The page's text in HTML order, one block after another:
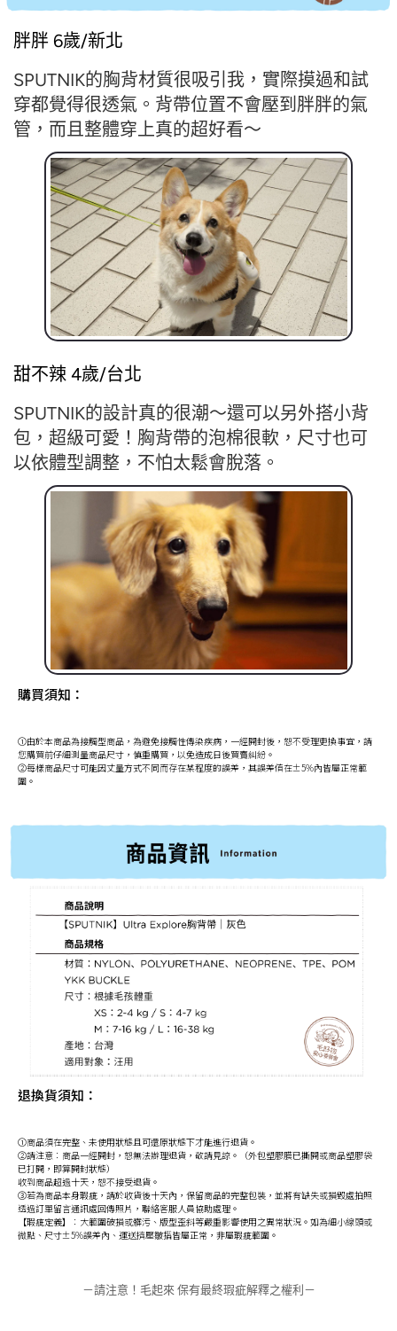
胖胖 6歲/新北
SPUTNIK的胸背材質很吸引我，實際摸過和試
穿都覺得很透氣。背帶位置不會壓到胖胖的氣
管，而且整體穿上真的超好看～
甜不辣 4歲/台北
SPUTNIK的設計真的很潮～還可以另外搭小背
包，超級可愛！胸背帶的泡棉很軟，尺寸也可
以依體型調整，不怕太鬆會脫落。
購買須知：
①由於本商品為接觸型商品，為避免接觸性傳染疾病，一經開封後，恕不受理更換事宜，請
您購買前仔細測量商品尺寸，慎重購買，以免造成日後買賣糾紛。
②每樣商品尺寸可能因丈量方式不同而存在某程度的誤差，其誤差值在±5%內皆屬正常範
圍。
退換貨須知：
①商品須在完整、未使用狀態且可還原狀態下才能進行退貨。
②請注意：商品一經開封，恕無法辦理退貨，敬請見諒。（外包塑膠膜已撕開或商品塑膠袋
已打開，即算開封狀態）
收到商品超過十天，恕不接受退貨。
③若為商品本身瑕疵，請於收貨後十天內，保留商品的完整包裝，並將有缺失或損毀處拍照
透過訂單留言通訊處回傳照片，聯絡客服人員協助處理。
【瑕疵定義】：大範圍破損或髒污、版型歪斜等嚴重影響使用之異常狀況。如為細小線頭或
微點、尺寸±5%誤差內、運送擠壓皺摺皆屬正常，非屬瑕疵範圍。
－請注意！毛起來 保有最終瑕疵解釋之權利－